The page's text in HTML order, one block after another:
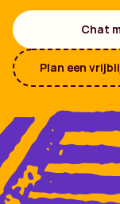
Chat
Plan een